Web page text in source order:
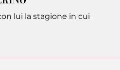
lui la stagione in cui